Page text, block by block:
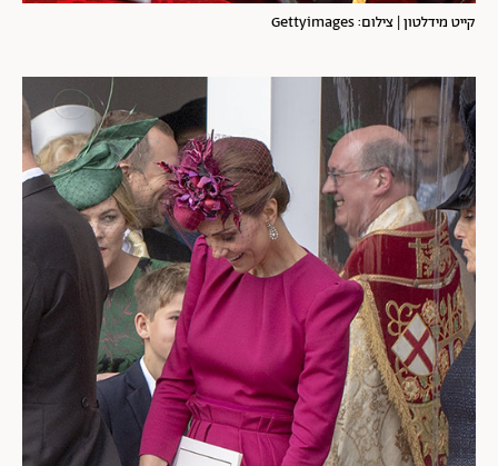
קייט מידלטון | צילום: Gettyimages